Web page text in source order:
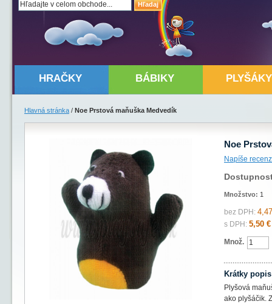
Hľadaj
HRAČKY BÁBIKY PLYŠÁKY
Hlavná stránka / Noe Prstová maňuška Medvedík
Noe
Napíše
Množstvo: 1
bez DPH:
s DPH: 5,50 €
Množ.
Krátky popis
Plyšová
ako plyšáčik.